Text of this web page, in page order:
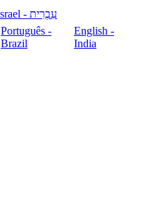
עִבְרִית - Israel
Português -
Brazil
English -
India